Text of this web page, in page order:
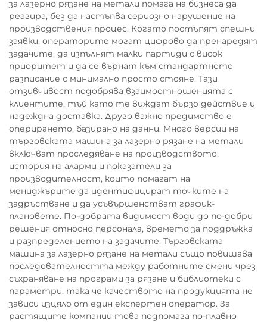
за лазерно рязане на метали помага на бизнеса да
реагира, без да настъпва сериозно нарушение на
производствения процес. Когато постъпят спешни
заявки, операторите могат цифрово да пренаредят
задачите, да изпълнят малки партиди с висок
приоритет и да се върнат към стандартното
разписание с минимално просто стояне. Тази
отзивчивост подобрява взаимоотношенията с
клиентите, тъй като те виждат бързо действие и
надеждна доставка. Друго важно предимство е
оперирането, базирано на данни. Много версии на
търговската машина за лазерно рязане на метали
включват проследяване на производството,
история на аларми и показатели за
производителност, които помагат на
мениджърите да идентифицират точките на
задръстване и да усъвършенстват график-
плановете. По-добрата видимост води до по-добри
решения относно персонала, времето за поддръжка
и разпределението на задачите. Търговската
машина за лазерно рязане на метали също повишава
последователността между работните смени чрез
съхраняване на програми за рязане и библиотеки с
параметри, така че качеството на продукцията не
зависи изцяло от един експертен оператор. За
растящите компании това подпомага по-плавно